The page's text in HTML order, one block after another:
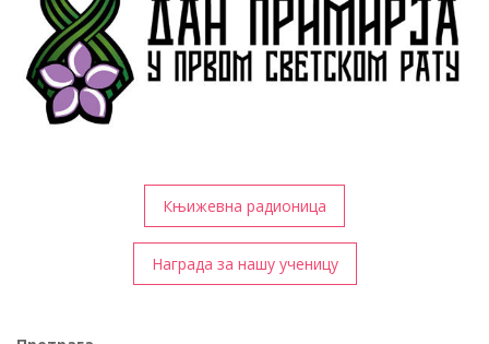
Књижевна радионица
Награда за нашу ученицу